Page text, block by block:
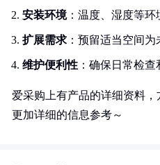
安装环境：温度、湿度等环
扩展需求 ：预留适当空间
维护便利性 ：确保日常检
爱采购上有产品的详细资料
更加详细的信息参考～